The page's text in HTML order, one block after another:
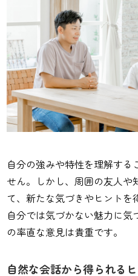
自分の強みや特性を理解する
せん。しかし、周囲の友人や
て、新たな気づきやヒント
自分では気づかない魅力に気
の率直な意見は貴重です。
自然な会話から得られる